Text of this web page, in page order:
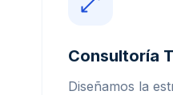
Consultoría
Diseñamos la